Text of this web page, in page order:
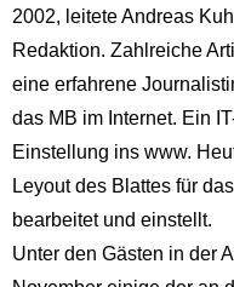
2002, leitete Andreas
Redaktion. Zahlreiche
eine erfahrene
das MB im Internet. Ein
Einstellung ins www.
Leyout des Blattes für
bearbeitet und einstellt.
Unter den Gästen in der